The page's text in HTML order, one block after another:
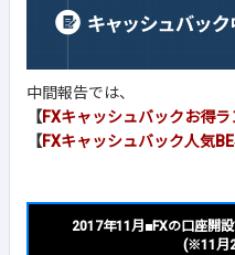
中間報告では、
【FXキャッシュバックお得
【FXキャッシュバック人気
2017年11月■FXの口座開
(※11月